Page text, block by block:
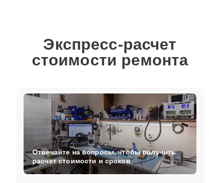
Экспресс-расчет
стоимости ремонта
Отвечайте на вопросы, чтобы получить
расчет стоимости и сроков